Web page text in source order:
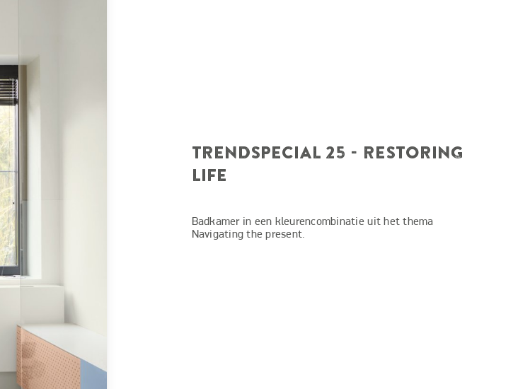
TRENDSPECIAL 25 - RESTORING
LIFE
Badkamer in een kleurencombinatie uit het thema
Navigating the present.